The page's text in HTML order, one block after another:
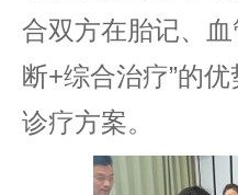
合双方在胎记、
断+综合治疗”的
诊疗方案。